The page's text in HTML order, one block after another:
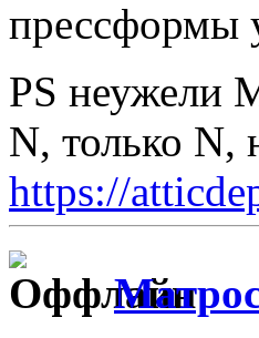
прессформы
PS неужели
N, только N,
https://